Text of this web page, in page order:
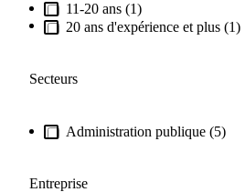
11-20 ans (1)
20 ans d'expérience et plus (1)
Secteurs
Administration publique (5)
Entreprise